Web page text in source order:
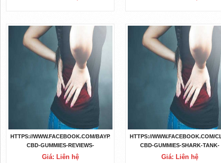
HTTPS://WWW.FACEBOOK.COM/BAYPARK-
CBD-GUMMIES-REVIEWS-
109139218398230
Giá: Liên hệ
HTTPS://WWW.FACEBOOK.COM/
CBD-GUMMIES-SHARK-TANK-
REVIEWS-107197711912658
Giá: Liên hệ